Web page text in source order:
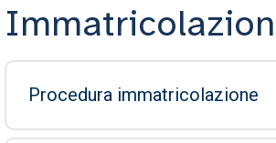
Procedura immatricolazione